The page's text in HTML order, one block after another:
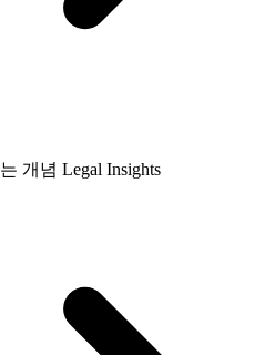
개념 Legal Insights